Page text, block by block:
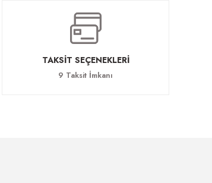
TAKSİT SEÇENEKLERİ
9 Taksit İmkanı